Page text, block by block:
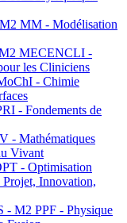
MM - Modélisation
MECENCLI -
les Cliniciens
- Chimie
- Fondements de
- Mathématiques
Vivant
- Optimisation
Innovation,
M2 PPF - Physique